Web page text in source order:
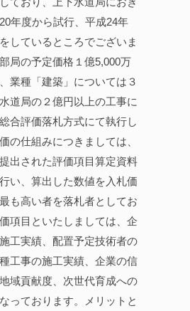
年度から試行、平成24年
しているところでございま
局の予定価格１億5,000万
業種「建築」については３
道局の２億円以上の工事に
合評価落札方式にて執行し
の仕組みにつきましては、
出された評価項目算定資料
い、算出した数値を入札価
も高い者を落札者としてお
項目といたしましては、企
工実績、配置予定技術者の
工事の施工実績、企業の信
域貢献度、次世代育成への
っております。メリットと